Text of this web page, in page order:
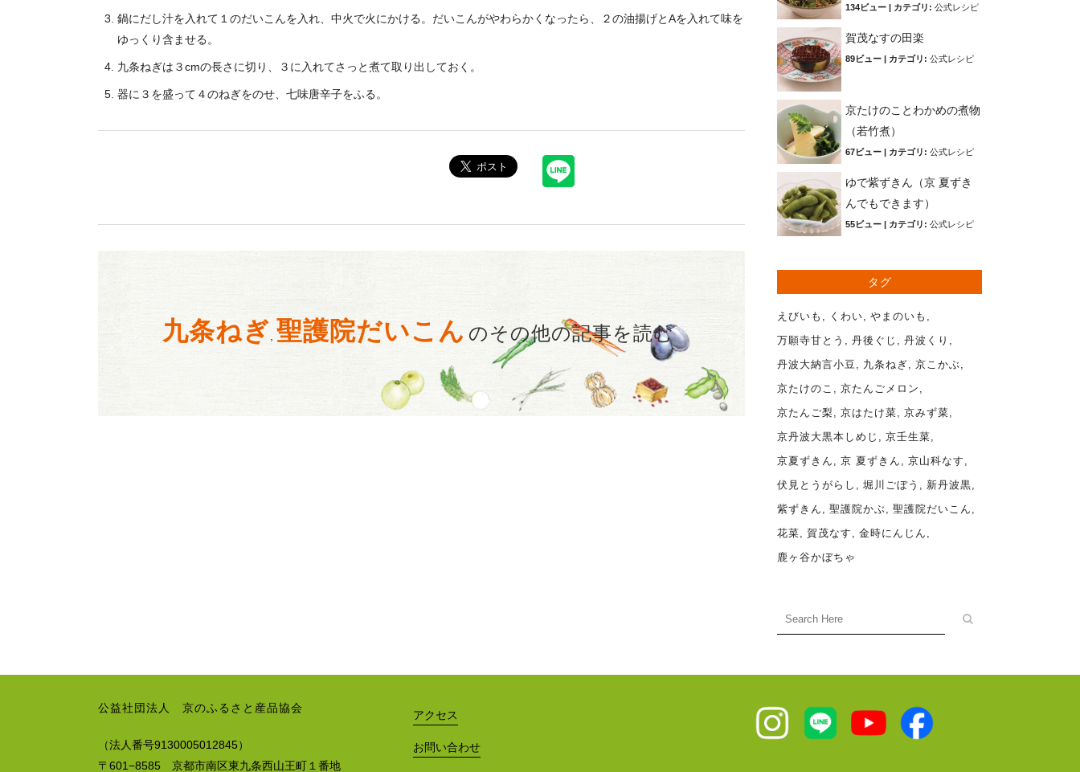
鍋にだし汁を入れて１のだいこんを入れ、中火で火にかける。だいこんがやわらかくなったら、２の油揚げとAを入れて味を
ゆっくり含ませる。
九条ねぎは３cmの長さに切り、３に入れてさっと煮て取り出しておく。
器に３を盛って４のねぎをのせ、七味唐辛子をふる。
九条ねぎ 聖護院だいこん のその他の記事を読む
134ビュー | カテゴリ: 公式レシピ
賀茂なすの田楽
89ビュー | カテゴリ: 公式レシピ
京たけのことわかめの煮物
（若竹煮）
67ビュー | カテゴリ: 公式レシピ
ゆで紫ずきん（京 夏ずき
んでもできます）
55ビュー | カテゴリ: 公式レシピ
タグ
えびいも くわい
やまのいも
万願寺甘とう
丹後ぐじ
丹波くり
丹波大納言小豆
九条ねぎ
京こかぶ
京たけのこ
京たんごメロン
京たんご梨
京はたけ菜
京みず菜
京丹波大黒本しめじ
京壬生菜
京夏ずきん
京 夏ずきん
京山科なす
伏見とうがらし
堀川ごぼう
新丹波黒
紫ずきん
聖護院かぶ
聖護院だいこん
花菜
賀茂なす
金時にんじん
鹿ヶ谷かぼちゃ
公益社団法人 京のふるさと産品協会
（法人番号9130005012845）
〒601−8585 京都市南区東九条西山王町１番地
アクセス
お問い合わせ